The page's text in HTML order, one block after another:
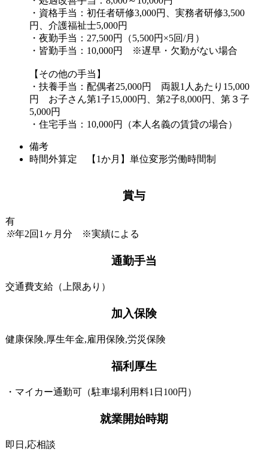
・資格手当：初任者研修3,000円、実務者研修3,500
円、介護福祉士5,000円
・夜勤手当：27,500円（5,500円×5回/月）
・皆勤手当：10,000円 ※遅早・欠勤がない場合
【その他の手当】
・扶養手当：配偶者25,000円 両親1人あたり15,000
円 お子さん第1子15,000円、第2子8,000円、第３子
5,000円
・住宅手当：10,000円（本人名義の賃貸の場合）
備考
時間外算定 【1か月】単位変形労働時間制
賞与
有
※年2回1ヶ月分 ※実績による
通勤手当
交通費支給（上限あり）
加入保険
健康保険,厚生年金,雇用保険,労災保険
福利厚生
・マイカー通勤可（駐車場利用料1日100円）
就業開始時期
即日,応相談